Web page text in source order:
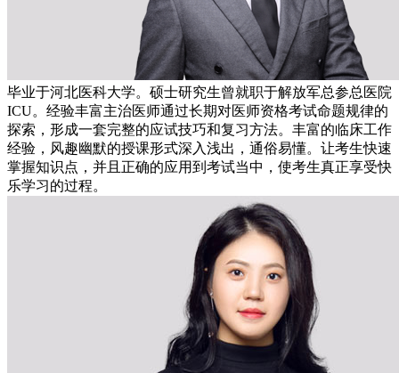
毕业于河北医科大学。硕士研究生曾就职于解放军总参总医院
ICU。经验丰富主治医师通过长期对医师资格考试命题规律的
探索，形成一套完整的应试技巧和复习方法。丰富的临床工作
经验，风趣幽默的授课形式深入浅出，通俗易懂。让考生快速
掌握知识点，并且正确的应用到考试当中，使考生真正享受快
乐学习的过程。